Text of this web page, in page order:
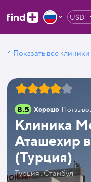
USD
Показать все клиники
8.5 Хорошо 11
Клиника
Аташехир
(Турция)
Турция , Стамбул